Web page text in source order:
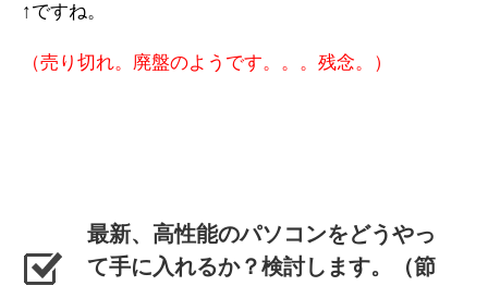
↑ですね。
（売り切れ。廃盤のようです。。。残念。）
最新、高性能のパソコンをどうやっ
て手に入れるか？検討します。（節